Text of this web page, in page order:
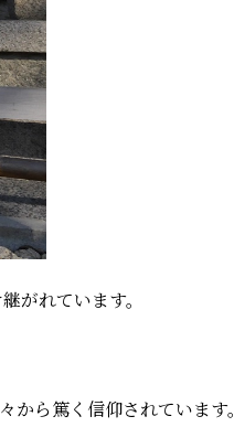
がれています。
ら篤く信仰されています。